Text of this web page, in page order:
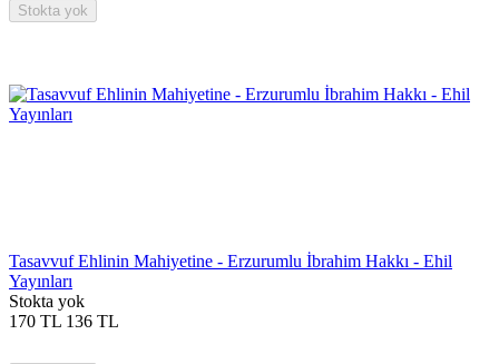
Stokta yok
Tasavvuf Ehlinin Mahiyetine - Erzurumlu İbrahim Hakkı - Ehil
Yayınları
Stokta yok
170 TL 136 TL